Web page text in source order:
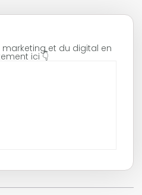
marketing et du digital en
ici 👇